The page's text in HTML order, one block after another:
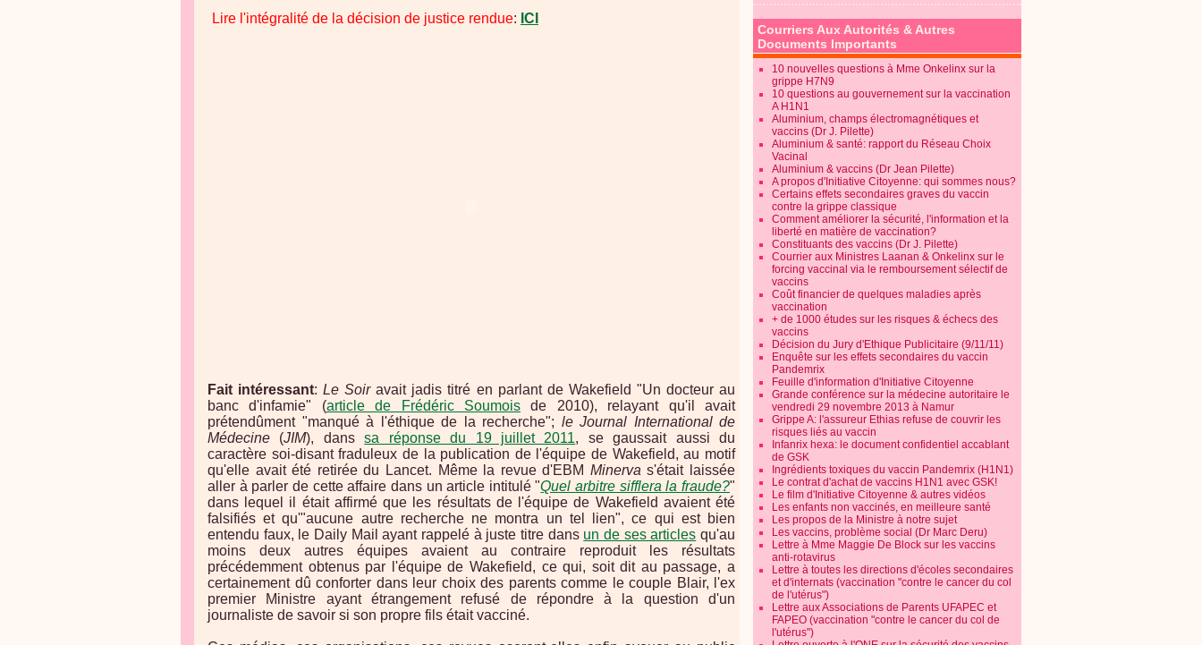
Lire l'intégralité de la décision de justice rendue: ICI
Fait intéressant:Le Soiravait jadis titré en parlant de Wakefield "Un docteur au
banc d'infamie" (article de Frédéric Soumois de 2010), relayant qu'il avait
prétendûment "manqué à l'éthique de la recherche"; le Journal International de
Médecine (JIM), danssa réponse du 19 juillet 2011, se gaussait aussi du
caractère soi-disant fraduleux de la publication de l'équipe de Wakefield, au motif
qu'elle avait été retirée du Lancet. Même la revue d'EBM Minerva s'était laissée
aller à parler de cette affaire dans un article intitulé "Quel arbitre sifflera la fraude?"
dans lequel il était affirmé que les résultats de l'équipe de Wakefield avaient été
falsifiés et qu'"aucune autre recherche ne montra un tel lien", ce qui est bien
entendu faux, le Daily Mail ayant rappelé à juste titre dans un de ses articles qu'au
moins deux autres équipes avaient au contraire reproduit les résultats
précédemment obtenus par l'équipe de Wakefield, ce qui, soit dit au passage, a
certainement dû conforter dans leur choix des parents comme le couple Blair, l'ex
premier Ministre ayant étrangement refusé de répondre à la question d'un
journaliste de savoir si son propre fils était vacciné.
Courriers Aux Autorités & Autres
Documents Importants
10 nouvelles questions à Mme Onkelinx sur la
grippe H7N9
10 questions au gouvernement sur la vaccination
A H1N1
Aluminium, champs électromagnétiques et
vaccins (Dr J. Pilette)
Aluminium & santé: rapport du Réseau Choix
Vacinal
Aluminium & vaccins (Dr Jean Pilette)
A propos d'Initiative Citoyenne: qui sommes nous?
Certains effets secondaires graves du vaccin
contre la grippe classique
Comment améliorer la sécurité, l'information et la
liberté en matière de vaccination?
Constituants des vaccins (Dr J. Pilette)
Courrier aux Ministres Laanan & Onkelinx sur le
forcing vaccinal via le remboursement sélectif de
vaccins
Coût financier de quelques maladies après
vaccination
+ de 1000 études sur les risques & échecs des
vaccins
Décision du Jury d'Ethique Publicitaire (9/11/11)
Enquête sur les effets secondaires du vaccin
Pandemrix
Feuille d'information d'Initiative Citoyenne
Grande conférence sur la médecine autoritaire le
vendredi 29 novembre 2013 à Namur
Grippe A: l'assureur Ethias refuse de couvrir les
risques liés au vaccin
Infanrix hexa: le document confidentiel accablant
de GSK
Ingrédients toxiques du vaccin Pandemrix (H1N1)
Le contrat d'achat de vaccins H1N1 avec GSK!
Le film d'Initiative Citoyenne & autres vidéos
Les enfants non vaccinés, en meilleure santé
Les propos de la Ministre à notre sujet
Les vaccins, problème social (Dr Marc Deru)
Lettre à Mme Maggie De Block sur les vaccins
anti-rotavirus
Lettre à toutes les directions d'écoles secondaires
et d'internats (vaccination "contre le cancer du col
de l'utérus")
Lettre aux Associations de Parents UFAPEC et
FAPEO (vaccination "contre le cancer du col de
l'utérus")